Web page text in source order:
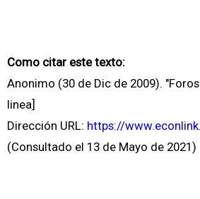
Como citar este texto:
Anonimo (30 de Dic de 2009).
linea]
Dirección URL: https://
(Consultado el 13 de Mayo de 2021)